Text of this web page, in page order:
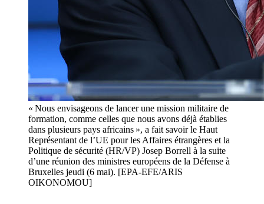
« Nous envisageons de lancer une mission militaire de
formation, comme celles que nous avons déjà établies
dans plusieurs pays africains », a fait savoir le Haut
Représentant de l’UE pour les Affaires étrangères et la
Politique de sécurité (HR/VP) Josep Borrell à la suite
d’une réunion des ministres européens de la Défense à
Bruxelles jeudi (6 mai). [EPA-EFE/ARIS
OIKONOMOU]